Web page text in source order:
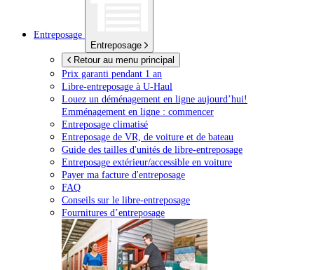
Entreposage
Entreposage
Retour au menu principal
Prix garanti pendant 1 an
Libre-entreposage à U-Haul
Louez un déménagement en ligne aujourd’hui!
Emménagement en ligne : commencer
Entreposage climatisé
Entreposage de VR, de voiture et de bateau
Guide des tailles d'unités de libre-entreposage
Entreposage extérieur/accessible en voiture
Payer ma facture d'entreposage
FAQ
Conseils sur le libre-entreposage
Fournitures d’entreposage